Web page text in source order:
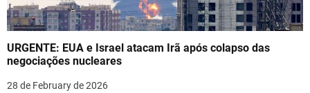
a
t
i
URGENTE: EUA e Israel atacam Irã após colapso das
negociações nucleares
28 de February de 2026